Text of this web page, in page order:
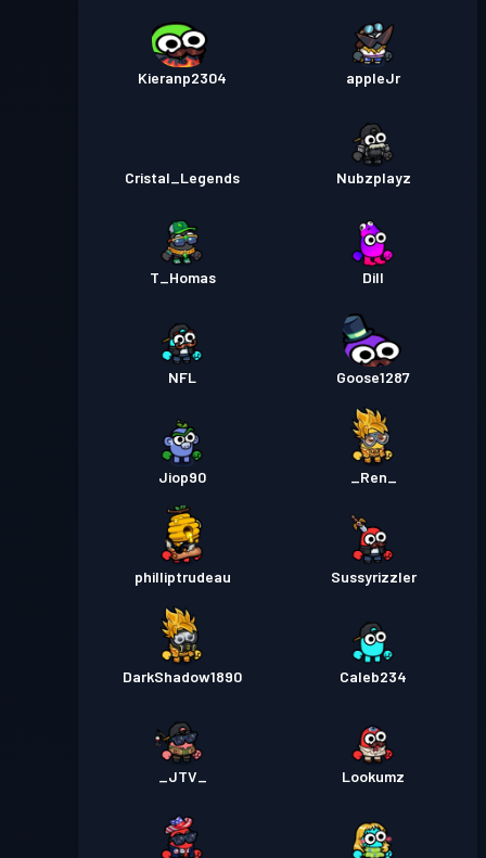
Kieranp2304 appleJr
Cristal_Legends Nubzplayz
T_Homas Dill
NFL Goose1287
Jiop90 _Ren_
philliptrudeau Sussyrizzler
DarkShadow1890 Caleb234
_JTV_ Lookumz